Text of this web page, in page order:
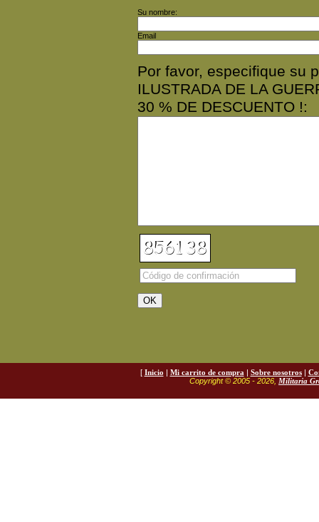
Su nombre:
Email
Por favor, especifique su
ILUSTRADA DE LA
30 % DE DESCUENTO !:
[ Inicio | Mi carrito de compra | Sobre nosotros|
Copyright © 2005 - 2026, Militaria